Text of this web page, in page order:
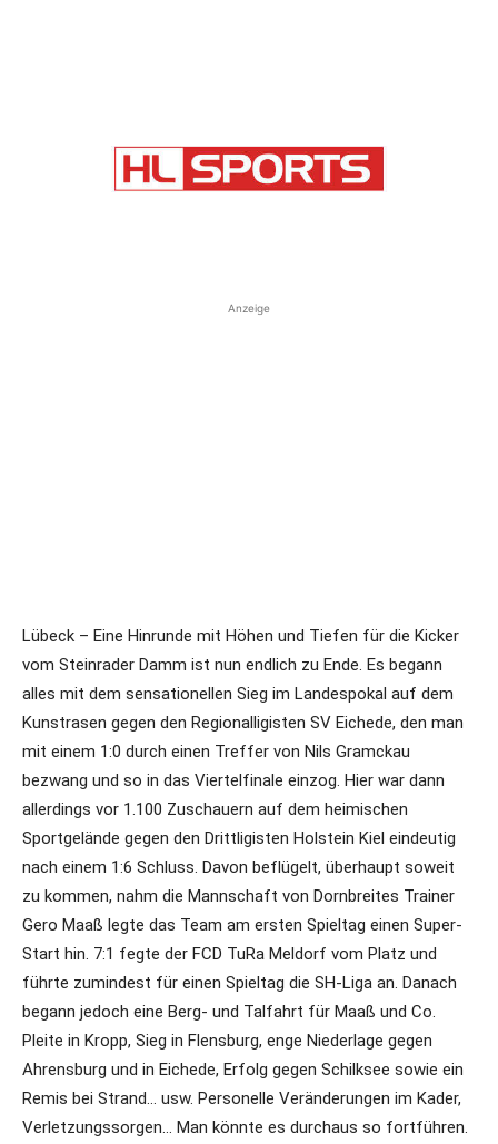
Anzeige
Lübeck – Eine Hinrunde mit Höhen und Tiefen für die Kicker
vom Steinrader Damm ist nun endlich zu Ende. Es begann
alles mit dem sensationellen Sieg im Landespokal auf dem
Kunstrasen gegen den Regionalligisten SV Eichede, den man
mit einem 1:0 durch einen Treffer von Nils Gramckau
bezwang und so in das Viertelfinale einzog. Hier war dann
allerdings vor 1.100 Zuschauern auf dem heimischen
Sportgelände gegen den Drittligisten Holstein Kiel eindeutig
nach einem 1:6 Schluss. Davon beflügelt, überhaupt soweit
zu kommen, nahm die Mannschaft von Dornbreites Trainer
Gero Maaß legte das Team am ersten Spieltag einen Super-
Start hin. 7:1 fegte der FCD TuRa Meldorf vom Platz und
führte zumindest für einen Spieltag die SH-Liga an. Danach
begann jedoch eine Berg- und Talfahrt für Maaß und Co.
Pleite in Kropp, Sieg in Flensburg, enge Niederlage gegen
Ahrensburg und in Eichede, Erfolg gegen Schilksee sowie ein
Remis bei Strand… usw. Personelle Veränderungen im Kader,
Verletzungssorgen… Man könnte es durchaus so fortführen.